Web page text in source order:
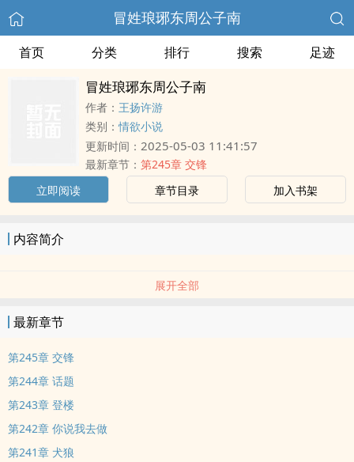
冒姓琅琊东周公子南
首页 分类 排行 搜索 足迹
冒姓琅琊东周公子南
作者： 王扬许游
类别：情欲小说
更新时间： 2025-05-03 11:41:57
最新章节： 第245章 交锋
立即阅读
章节目录 加入书架
内容简介
展开全部
最新章节
第245章 交锋
第244章 话题
第243章 登楼
第242章 你说我去做
第241章 犬狼